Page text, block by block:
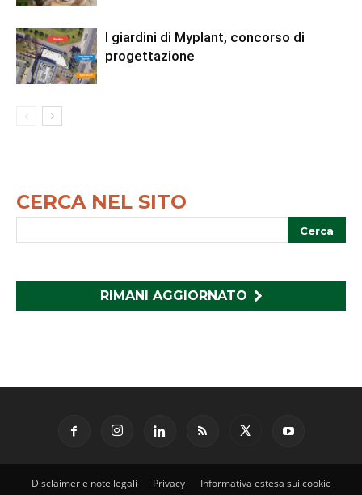
I giardini di Myplant, concorso di
progettazione
CERCA NEL SITO
RIMANI AGGIORNATO
Disclaimer e note legali Privacy Informativa estesa sui cookie